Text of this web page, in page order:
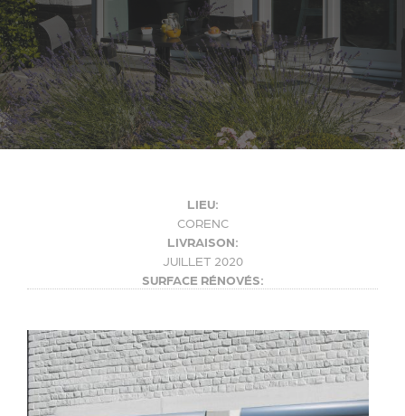
LIEU:
CORENC
LIVRAISON:
JUILLET 2020
SURFACE RÉNOVÉS: